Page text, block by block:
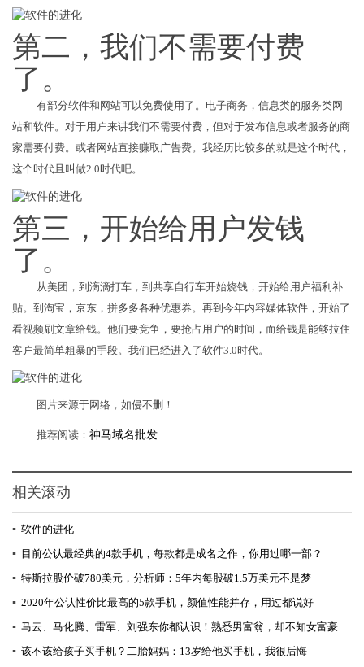
第二，我们不需要付费
了。
有部分软件和网站可以免费使用了。电子商务，信息类的服务类网
站和软件。对于用户来讲我们不需要付费，但对于发布信息或者服务的商
家需要付费。或者网站直接赚取广告费。我经历比较多的就是这个时代，
这个时代且叫做2.0时代吧。
第三，开始给用户发钱
了。
从美团，到滴滴打车，到共享自行车开始烧钱，开始给用户福利补
贴。到淘宝，京东，拼多多各种优惠券。再到今年内容媒体软件，开始了
看视频刷文章给钱。他们要竞争，要抢占用户的时间，而给钱是能够拉住
客户最简单粗暴的手段。我们已经进入了软件3.0时代。
图片来源于网络，如侵不删！
推荐阅读： 神马域名批发
相关滚动
▪ 软件的进化
▪ 目前公认最经典的4款手机，每款都是成名之作，你用过哪一部？
▪ 特斯拉股价破780美元，分析师：5年内每股破1.5万美元不是梦
▪ 2020年公认性价比最高的5款手机，颜值性能并存，用过都说好
▪ 马云、马化腾、雷军、刘强东你都认识！熟悉男富翁，却不知女富豪
▪ 该不该给孩子买手机？二胎妈妈：13岁给他买手机，我很后悔